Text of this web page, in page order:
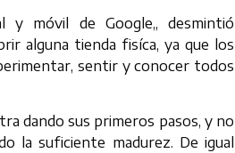
y móvil de Google,, desmintió
alguna tienda fisíca, ya que los
sentir y conocer todos
dando sus primeros pasos, y no
la suficiente madurez. De igual